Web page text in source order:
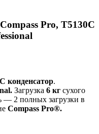
Pro, Т5130C
конденсатор.
Загрузка 6 кг сухого
— 2 полных загрузки в
Compass Pro®.